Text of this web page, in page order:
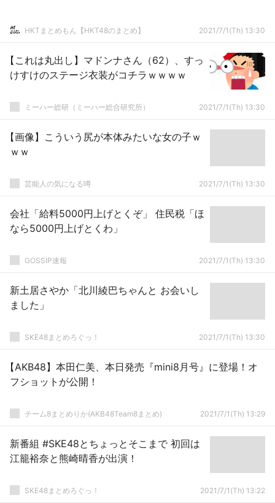
HKTまとめもん【HKT48のまとめ】 2021/7/1(Th) 13:30
【これは丸出し】マドンナさん（62）、すっ
けすけのステージ衣装がコチラｗｗｗｗ
ミーハー総研（ミーハー総合研究所） 2021/7/1(Th) 13:30
【画像】こういう尻が本体みたいな女の子ｗ
ｗｗ
芸能人の気になる噂 2021/7/1(Th) 13:30
会社「給料5000円上げとくぞ」 住民税「ほ
なら5000円上げとくわ」
GOSSIP速報 2021/7/1(Th) 13:30
新土居さやか「北川綾巴ちゃんと お会いし
ました」
SKE48まとめろぐっ！ 2021/7/1(Th) 13:30
【AKB48】本田仁美、本日発売『mini8月号』に登場！オ
フショットが公開！
チーム8まとめりか(AKB48Team8まとめ) 2021/7/1(Th) 13:29
新番組 #SKE48とちょっとそこまで 初回は
江籠裕奈と熊崎晴香が出演！
SKE48まとめろぐっ！ 2021/7/1(Th) 13:22